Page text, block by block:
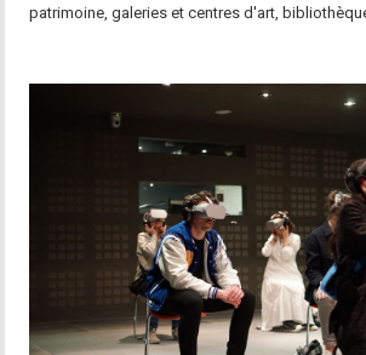
patrimoine, galeries et centres d'art,